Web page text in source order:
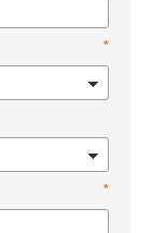
い。
*
*